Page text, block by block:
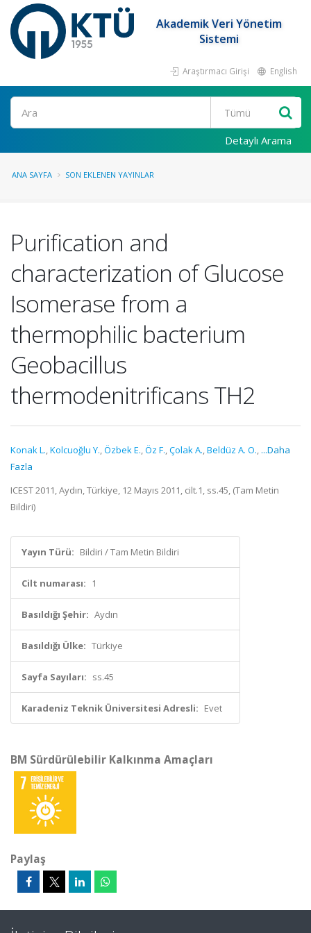
Akademik Veri Yönetim
Sistemi
Araştırmacı Girişi English
Ara
Detaylı Arama
ANA SAYFA SON EKLENEN YAYINLAR
Purification and
characterization of Glucose
Isomerase from a
thermophilic bacterium
Geobacillus
thermodenitrificans TH2
Konak L.,Kolcuoğlu Y.,Özbek E.,Öz F.,Çolak A.,Beldüz A. O., ...Daha
Fazla
ICEST 2011, Aydın, Türkiye, 12 Mayıs 2011, cilt.1, ss.45, (Tam Metin
Bildiri)
Yayın Türü: Bildiri / Tam Metin Bildiri
Cilt numarası: 1
Basıldığı Şehir: Aydın
Basıldığı Ülke: Türkiye
Sayfa Sayıları: ss.45
Karadeniz Teknik Üniversitesi Adresli: Evet
BM Sürdürülebilir Kalkınma Amaçları
Paylaş